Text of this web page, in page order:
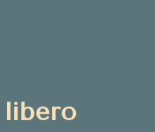
libero